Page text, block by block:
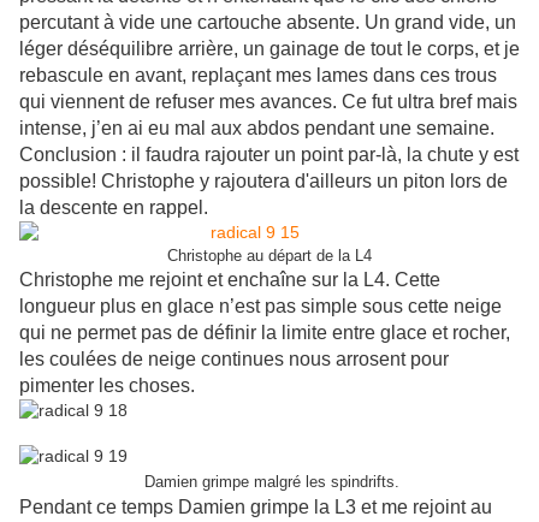
percutant à vide une cartouche absente. Un grand vide, un
léger déséquilibre arrière, un gainage de tout le corps, et je
rebascule en avant, replaçant mes lames dans ces trous
qui viennent de refuser mes avances. Ce fut ultra bref mais
intense, j’en ai eu mal aux abdos pendant une semaine.
Conclusion : il faudra rajouter un point par-là, la chute y est
possible! Christophe y rajoutera d'ailleurs un piton lors de
la descente en rappel.
Christophe au départ de la L4
Christophe me rejoint et enchaîne sur la L4. Cette
longueur plus en glace n’est pas simple sous cette neige
qui ne permet pas de définir la limite entre glace et rocher,
les coulées de neige continues nous arrosent pour
pimenter les choses.
Damien grimpe malgré les spindrifts.
Pendant ce temps Damien grimpe la L3 et me rejoint au